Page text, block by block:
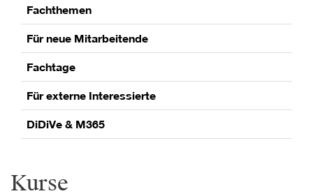
Fachthemen
Für neue Mitarbeitende
Fachtage
Für externe Interessierte
DiDiVe & M365
Kurse